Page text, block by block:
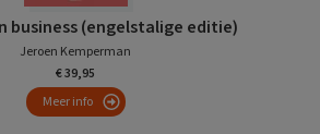
business (engelstalige editie)
Jeroen Kemperman
€ 39,95
Meer info